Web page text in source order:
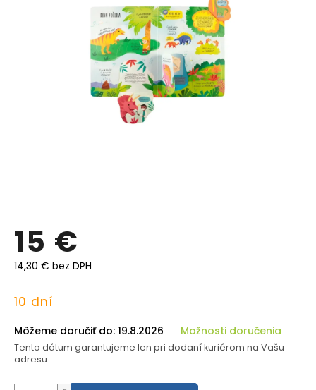
15 €
14,30 € bez DPH
Jednotková
10 dní
Môžeme doručiť do: 19.8.2026 Možnosti doručenia
Tento dátum garantujeme len pri dodaní kuriérom na Vašu
adresu.